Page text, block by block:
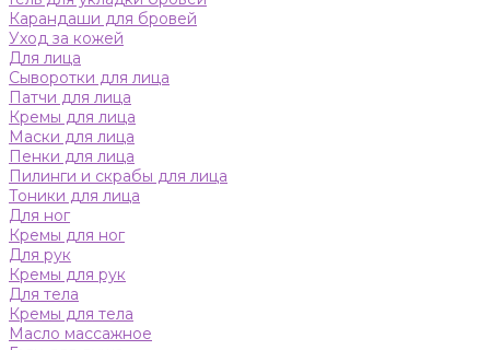
Карандаши для бровей
Уход за кожей
Для лица
Сыворотки для лица
Патчи для лица
Кремы для лица
Маски для лица
Пенки для лица
Пилинги и скрабы для лица
Тоники для лица
Для ног
Кремы для ног
Для рук
Кремы для рук
Для тела
Кремы для тела
Масло массажное